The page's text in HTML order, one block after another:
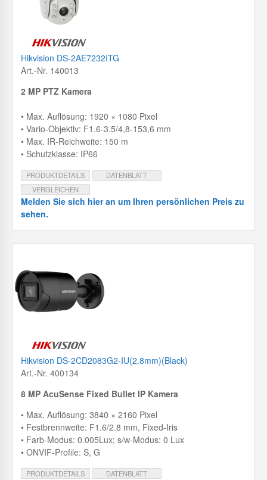
Hikvision DS-2AE7232ITG
Art.-Nr. 140013
2 MP PTZ Kamera
• Max. Auflösung: 1920 × 1080 Pixel
• Vario-Objektiv: F1.6-3.5/4,8-153,6 mm
• Max. IR-Reichweite: 150 m
• Schutzklasse: IP66
PRODUKTDETAILS
DATENBLATT
VERGLEICHEN
Melden Sie sich hier an um Ihren persönlichen Preis zu
sehen.
Hikvision DS-2CD2083G2-IU(2.8mm)(Black)
Art.-Nr. 400134
8 MP AcuSense Fixed Bullet IP Kamera
• Max. Auflösung: 3840 × 2160 Pixel
• Festbrennweite: F1.6/2.8 mm, Fixed-Iris
• Farb-Modus: 0.005Lux; s/w-Modus: 0 Lux
• ONVIF-Profile: S, G
PRODUKTDETAILS DATENBLATT